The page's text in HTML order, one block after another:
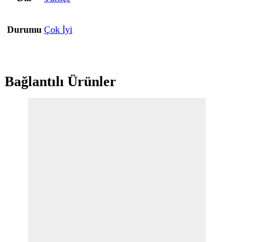
Durumu Çok İyi
Bağlantılı Ürünler